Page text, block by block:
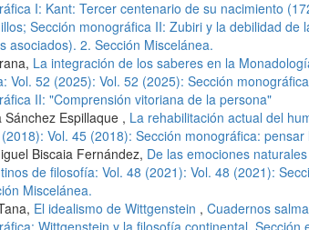
I: Kant: Tercer centenario de su nacimiento
Sección monográfica II: Zubiri y la debilidad
asociados). 2. Sección Miscelánea.
La integración de los saberes en la
Vol. 52 (2025): Vol. 52 (2025): Sección
II: "Comprensión vitoriana de la persona"
Sánchez Espillaque , La rehabilitación actual del
Vol. 45 (2018): Sección monográfica:
Biscaia Fernández, De las emociones
de filosofía: Vol. 48 (2021): Vol. 48 (2021):
Miscelánea.
El idealismo de Wittgenstein , Cuadernos
Wittgenstein y la filosofía continental.